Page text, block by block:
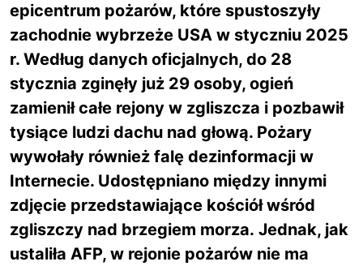
epicentrum pożarów, które spustoszyły
zachodnie wybrzeże USA w styczniu 2025
r. Według danych oficjalnych, do 28
stycznia zginęły już 29 osoby, ogień
zamienił całe rejony w zgliszcza i pozbawił
tysiące ludzi dachu nad głową. Pożary
wywołały również falę dezinformacji w
Internecie. Udostępniano między innymi
zdjęcie przedstawiające kościół wśród
zgliszczy nad brzegiem morza. Jednak, jak
ustaliła AFP, w rejonie pożarów nie ma